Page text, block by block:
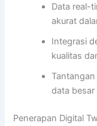
Data real-
akurat
Integrasi
kualitas
data
Penerapan Digital